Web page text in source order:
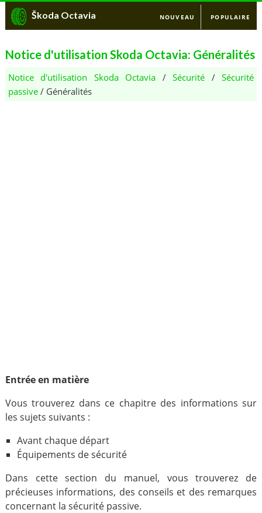
Škoda Octavia NOUVEAU POPULAIRE
Notice d'utilisation Skoda Octavia: Généralités
Notice d'utilisation Skoda Octavia /Sécurité /Sécurité
passive/ Généralités
Entrée en matière
Vous trouverez dans ce chapitre des informations sur
les sujets suivants :
Avant chaque départ
Équipements de sécurité
Dans cette section du manuel, vous trouverez de
précieuses informations, des conseils et des remarques
concernant la sécurité passive.